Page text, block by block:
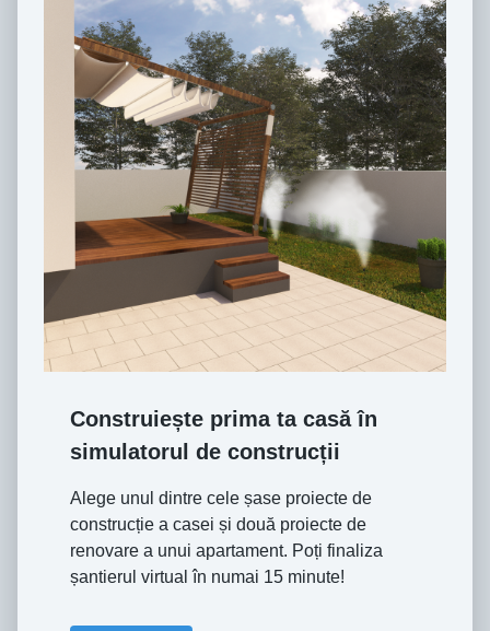
Construiește prima ta casă în
simulatorul de construcții
Alege unul dintre cele șase proiecte de
construcție a casei și două proiecte de
renovare a unui apartament. Poți finaliza
șantierul virtual în numai 15 minute!